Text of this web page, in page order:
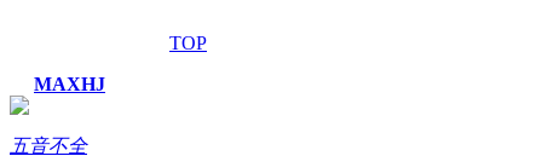
TOP
MAXHJ
五音不全